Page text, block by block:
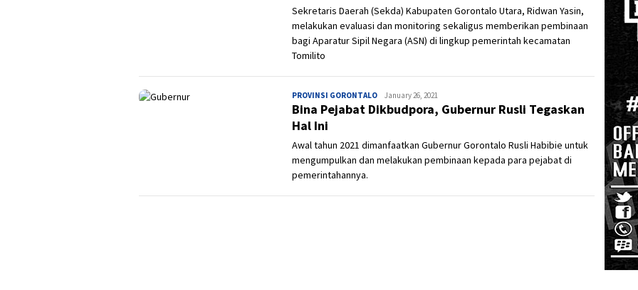
Sekretaris Daerah (Sekda) Kabupaten Gorontalo Utara, Ridwan Yasin,
melakukan evaluasi dan monitoring sekaligus memberikan pembinaan
bagi Aparatur Sipil Negara (ASN) di lingkup pemerintah kecamatan
Tomilito
PROVINSI GORONTALO Admin
January 26, 2021
Bina Pejabat Dikbudpora, Gubernur Rusli Tegaskan
Hal Ini
Awal tahun 2021 dimanfaatkan Gubernur Gorontalo Rusli Habibie untuk
mengumpulkan dan melakukan pembinaan kepada para pejabat di
pemerintahannya.